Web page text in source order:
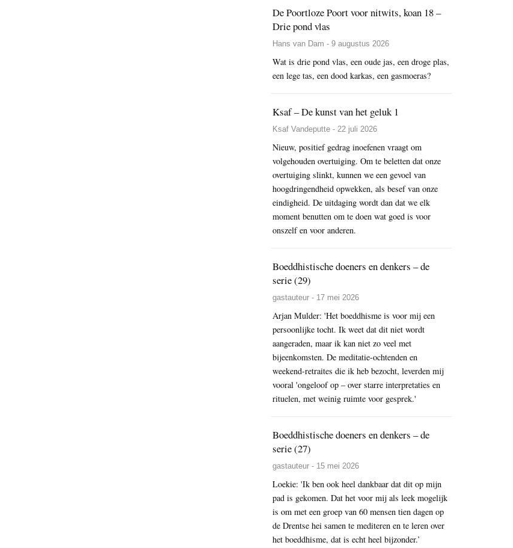
De Poortloze Poort voor nitwits, koan 18 –
Drie pond vlas
Hans van Dam - 9 augustus 2026
Wat is drie pond vlas, een oude jas, een droge plas,
een lege tas, een dood karkas, een gasmoeras?
Ksaf – De kunst van het geluk 1
Ksaf Vandeputte - 22 juli 2026
Nieuw, positief gedrag inoefenen vraagt om
volgehouden overtuiging. Om te beletten dat onze
overtuiging slinkt, kunnen we een gevoel van
hoogdringendheid opwekken, als besef van onze
eindigheid. De uitdaging wordt dan dat we elk
moment benutten om te doen wat goed is voor
onszelf en voor anderen.
Boeddhistische doeners en denkers – de
serie (29)
gastauteur - 17 mei 2026
Arjan Mulder: 'Het boeddhisme is voor mij een
persoonlijke tocht. Ik weet dat dit niet wordt
aangeraden, maar ik kan niet zo veel met
bijeenkomsten. De meditatie-ochtenden en
weekend-retraites die ik heb bezocht, leverden mij
vooral 'ongeloof op – over starre interpretaties en
rituelen, met weinig ruimte voor gesprek.'
Boeddhistische doeners en denkers – de
serie (27)
gastauteur - 15 mei 2026
Loekie: 'Ik ben ook heel dankbaar dat dit op mijn
pad is gekomen. Dat het voor mij als leek mogelijk
is om met een groep van 60 mensen tien dagen op
de Drentse hei samen te mediteren en te leren over
het boeddhisme, dat is echt heel bijzonder.’